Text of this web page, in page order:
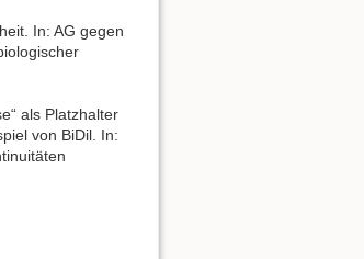
In: AG gegen
als Platzhalter
von BiDil. In: